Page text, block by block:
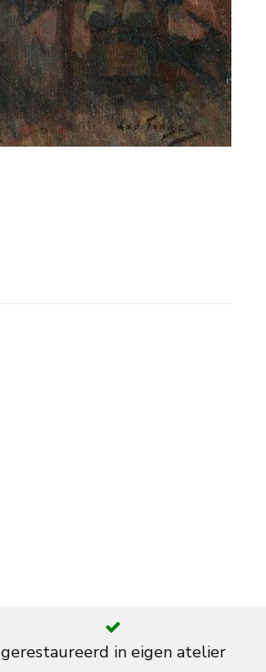
gerestaureerd in eigen atelier